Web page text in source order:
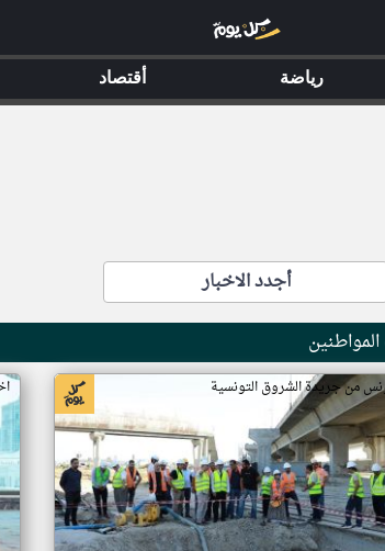
أجدد الاخبار
من جريدة الشروق التونسية
رياضة أقتصاد